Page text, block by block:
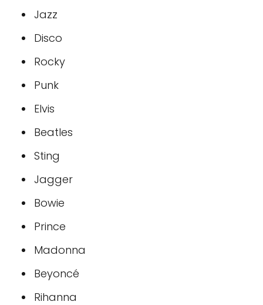
Jazz
Disco
Rocky
Punk
Elvis
Beatles
Sting
Jagger
Bowie
Prince
Madonna
Beyoncé
Rihanna